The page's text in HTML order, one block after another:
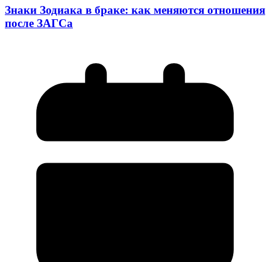
Знаки Зодиака в браке: как меняются отношения
после ЗАГСа